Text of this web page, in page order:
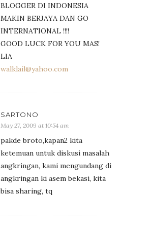
BLOGGER DI INDONESIA
MAKIN BERJAYA DAN GO
INTERNATIONAL !!!!
GOOD LUCK FOR YOU MAS!
LIA
walklail@yahoo.com
SARTONO
May 27, 2009 at 10:54 am
pakde broto,kapan2 kita
ketemuan untuk diskusi masalah
angkringan, kami mengundang di
angkringan ki asem bekasi, kita
bisa sharing, tq